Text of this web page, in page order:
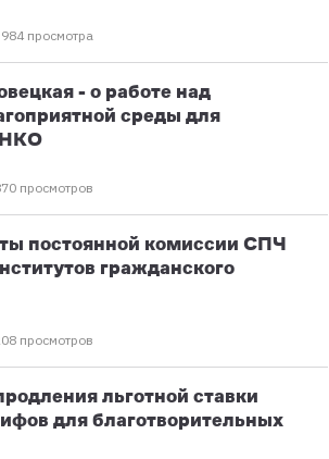
984 просмотра
- о работе над
среды для
НКО
просмотров
постоянной комиссии СПЧ
гражданского
просмотров
льготной ставки
для благотворительных